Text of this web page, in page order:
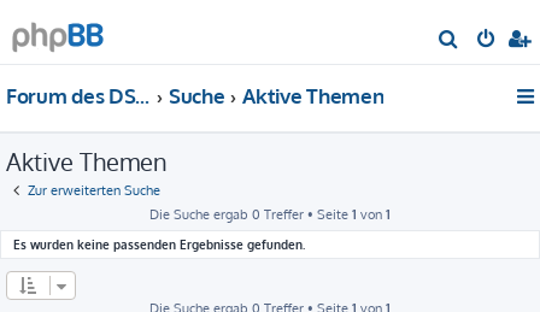
u
Forum des DS-Club Deutschland e.V. Suche Aktive Themen
Aktive Themen
Zur erweiterten Suche
Die Suche ergab 0 Treffer • Seite 1 von 1
Es wurden keine passenden Ergebnisse gefunden.
Die Suche ergab 0 Treffer • Seite 1 von 1